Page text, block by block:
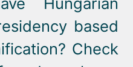
based
Check